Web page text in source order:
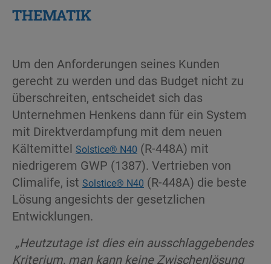
THEMATIK
Um den Anforderungen seines Kunden
gerecht zu werden und das Budget nicht zu
überschreiten, entscheidet sich das
Unternehmen Henkens dann für ein System
mit Direktverdampfung mit dem neuen
Kältemittel Solstice® N40 (R-448A) mit
niedrigerem GWP (1387). Vertrieben von
Climalife, ist Solstice® N40 (R-448A) die beste
Lösung angesichts der gesetzlichen
Entwicklungen.
„Heutzutage ist dies ein ausschlaggebendes
Kriterium, man kann keine Zwischenlösung